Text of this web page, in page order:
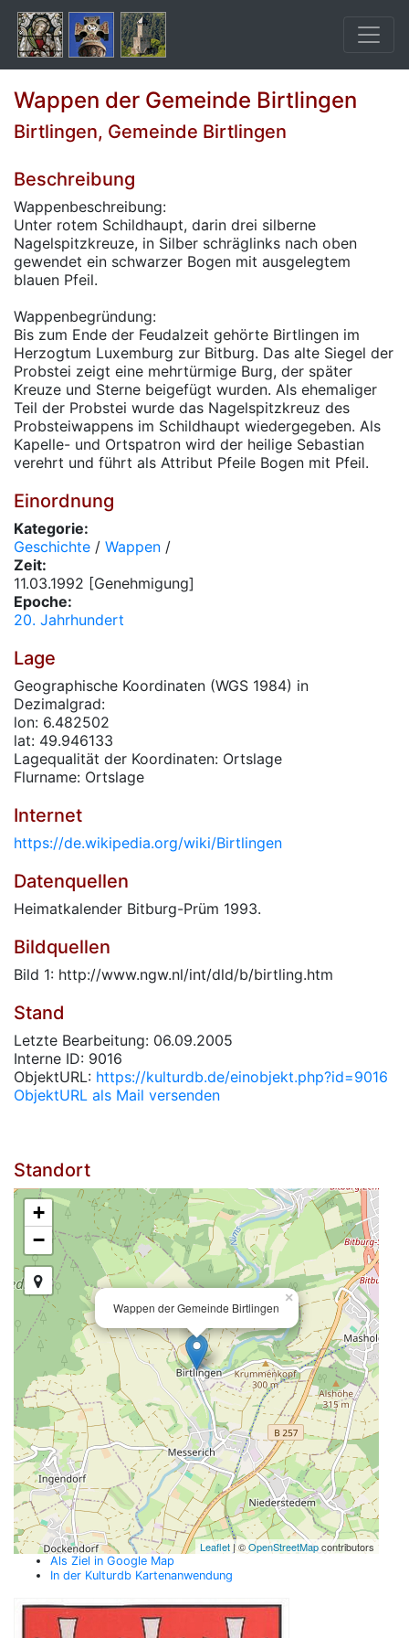
Wappen der Gemeinde Birtlingen
Birtlingen, Gemeinde Birtlingen
Beschreibung
Wappenbeschreibung:
Unter rotem Schildhaupt, darin drei silberne
Nagelspitzkreuze, in Silber schräglinks nach oben
gewendet ein schwarzer Bogen mit ausgelegtem
blauen Pfeil.
Wappenbegründung:
Bis zum Ende der Feudalzeit gehörte Birtlingen im
Herzogtum Luxemburg zur Bitburg. Das alte Siegel der
Probstei zeigt eine mehrtürmige Burg, der später
Kreuze und Sterne beigefügt wurden. Als ehemaliger
Teil der Probstei wurde das Nagelspitzkreuz des
Probsteiwappens im Schildhaupt wiedergegeben. Als
Kapelle- und Ortspatron wird der heilige Sebastian
verehrt und führt als Attribut Pfeile Bogen mit Pfeil.
Einordnung
Kategorie:
Geschichte / Wappen /
Zeit:
11.03.1992 [Genehmigung]
Epoche:
20. Jahrhundert
Lage
Geographische Koordinaten (WGS 1984) in
Dezimalgrad:
lon: 6.482502
lat: 49.946133
Lagequalität der Koordinaten: Ortslage
Flurname: Ortslage
Internet
https://de.wikipedia.org/wiki/Birtlingen
Datenquellen
Heimatkalender Bitburg-Prüm 1993.
Bildquellen
Bild 1: http://www.ngw.nl/int/dld/b/birtling.htm
Stand
Letzte Bearbeitung: 06.09.2005
Interne ID: 9016
ObjektURL: https://kulturdb.de/einobjekt.php?id=9016
ObjektURL als Mail versenden
Standort
Wappen der Gemeinde Birtlingen
×
+
−
Leaflet | ©OpenStreetMapcontributors
Als Ziel in Google Map
In der Kulturdb Kartenanwendung